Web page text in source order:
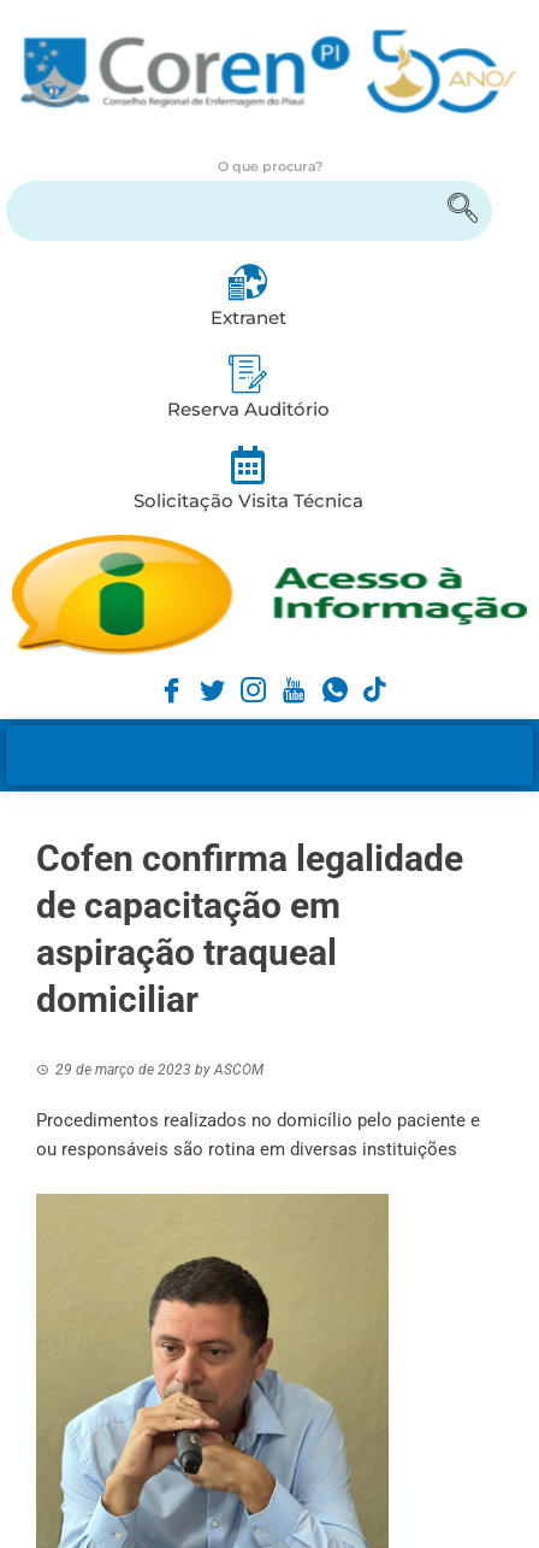
O que procura?
Extranet
Reserva Auditório
Solicitação Visita Técnica
Cofen confirma legalidade
de capacitação em
aspiração traqueal
domiciliar
29 de março de 2023 byASCOM
Procedimentos realizados no domicílio pelo paciente e
ou responsáveis são rotina em diversas instituições